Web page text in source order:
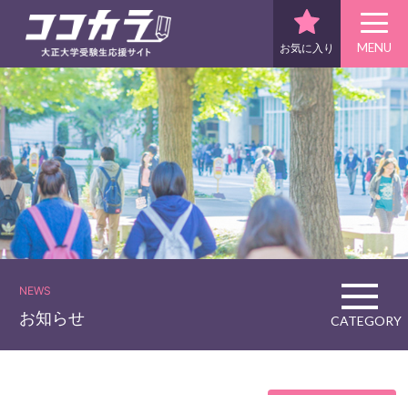
お気に入り MENU
NEWS
お知らせ CATEGORY